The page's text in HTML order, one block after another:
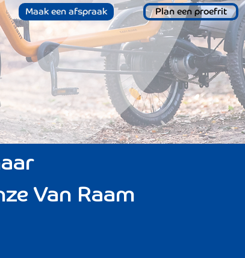
Maak een afspraak Plan een proefrit
Van Raam